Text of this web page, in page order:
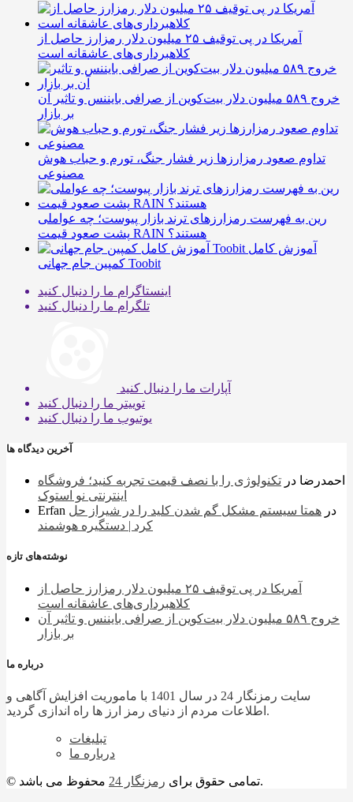
آمریکا در پی توقیف ۲۵ میلیون دلار رمزارز حاصل از
کلاهبرداری‌های عاشقانه است
خروج ۵۸۹ میلیون دلار بیت‌کوین از صرافی بایننس و تاثیر آن
بر بازار
تداوم صعود رمزارزها زیر فشار جنگ، تورم و حباب هوش
مصنوعی
رین به فهرست رمزارزهای ترند بازار پیوست؛ چه عواملی
پشت صعود قیمت RAIN هستند؟
آموزش کامل
کمپین جام جهانی Toobit
اینستاگرام ما را دنبال کنید
تلگرام ما را دنبال کنید
آپارات ما را دنبال کنید
توییتر ما را دنبال کنید
یوتیوب ما را دنبال کنید
آخرین دیدگاه ها
احمدرضا در تکنولوژی را با نصف قیمت تجربه کنید؛ فروشگاه
اینترنتی نو استوک
Erfan
در همتا سیستم مشکل گم شدن کلید را در شیراز حل
کرد | دستگیره هوشمند
نوشته‌های تازه
آمریکا در پی توقیف ۲۵ میلیون دلار رمزارز حاصل از
کلاهبرداری‌های عاشقانه است
خروج ۵۸۹ میلیون دلار بیت‌کوین از صرافی بایننس و تاثیر آن
بر بازار
درباره ما
سایت رمزنگار 24 در سال 1401 با ماموریت افزایش آگاهی و
اطلاعات مردم از دنیای رمز ارز ها راه اندازی گردید.
تبلیغات
درباره ما
© تمامی حقوق برای رمزنگار 24 محفوظ می باشد.